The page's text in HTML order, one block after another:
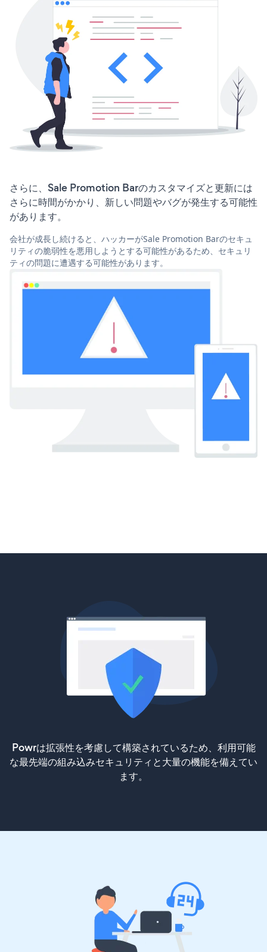
さらに、Sale Promotion Barのカスタマイズと更新には
さらに時間がかかり、新しい問題やバグが発生する可能性
があります。
会社が成長し続けると、ハッカーがSale Promotion Barのセキュ
リティの脆弱性を悪用しようとする可能性があるため、セキュリ
ティの問題に遭遇する可能性があります。
Powrは拡張性を考慮して構築されているため、利用可能
な最先端の組み込みセキュリティと大量の機能を備えてい
ます。